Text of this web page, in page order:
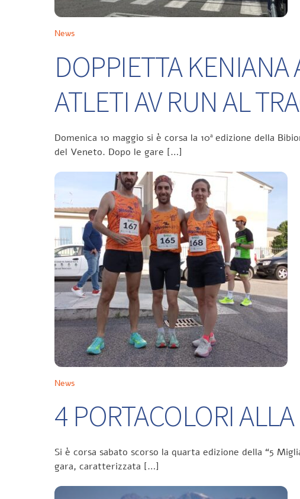
News
DOPPIETTA
ATLETI AV RUN AL
Domenica 10 maggio si è corsa la 10ª edizione della
del Veneto. Dopo le gare […]
News
4 PORTACOLORI
Si è corsa sabato scorso la quarta edizione della “5
gara, caratterizzata […]